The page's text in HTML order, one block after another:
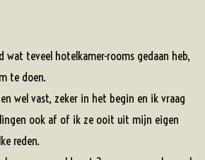
wat teveel hotelkamer-rooms gedaan heb,
te doen.
wel vast, zeker in het begin en ik vraag
ook af of ik ze ooit uit mijn eigen
reden.